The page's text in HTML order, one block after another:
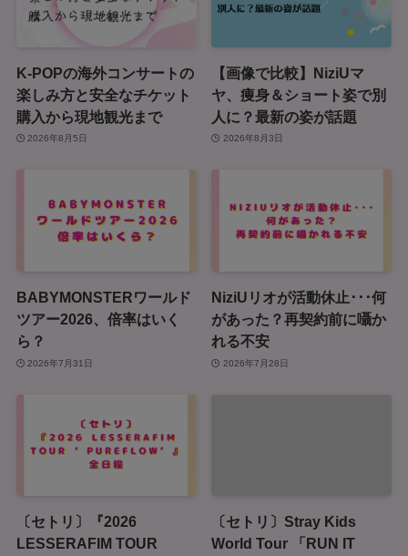
K-POPの海外コンサートの
楽しみ方と安全なチケット
購入から現地観光まで
2026年8月5日
【画像で比較】NiziUマ
ヤ、痩身＆ショート姿で別
人に？最新の姿が話題
2026年8月3日
BABYMONSTERワールド
ツアー2026、倍率はいく
ら？
2026年7月31日
NiziUリオが活動休止･･･何
があった？再契約前に囁か
れる不安
2026年7月28日
〔セトリ〕『2026
LESSERAFIM TOUR
〔セトリ〕Stray Kids
World Tour 「RUN IT